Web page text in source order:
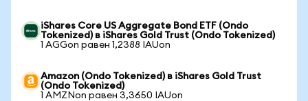
iShares Core US Aggregate Bond ETF (Ondo
Tokenized) в iShares Gold Trust (Ondo Tokenized)
1 AGGon равен 1,2388 IAUon
Amazon (Ondo Tokenized) в iShares Gold Trust
(Ondo Tokenized)
1 AMZNon равен 3,3650 IAUon